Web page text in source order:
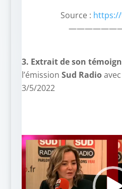
Source :
3. Extrait de son
l’émission Sud Radio
3/5/2022
Lecteur
vidéo